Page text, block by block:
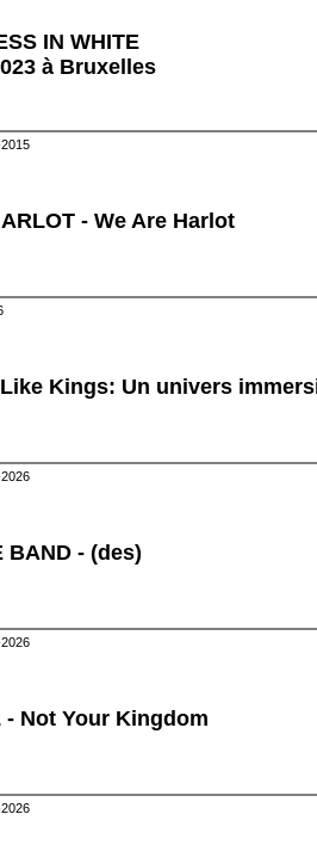
IN WHITE
à Bruxelles
- We Are Harlot
Kings: Un univers
BAND - (des)
- Not Your Kingdom